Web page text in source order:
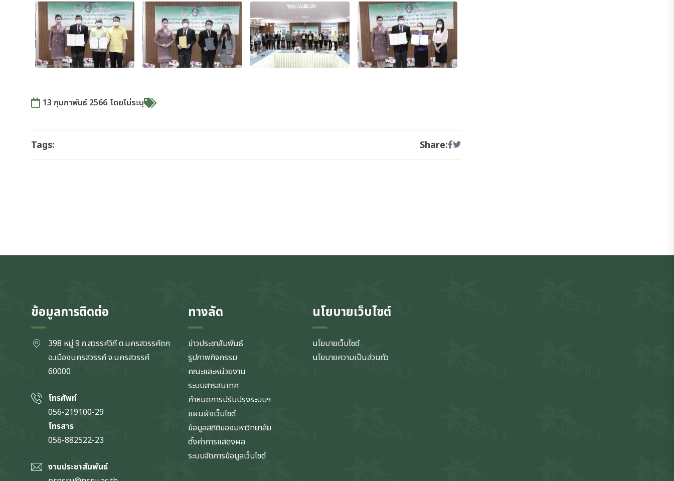
13 กุมภาพันธ์ 2566 โดยไม่ระบุ
Tags: Share:
ข้อมูลการติดต่อ
398 หมู่ 9 ถ.สวรรค์วิถี ต.นครสวรรค์ตก
อ.เมืองนครสวรรค์ จ.นครสวรรค์
60000
โทรศัพท์
056-219100-29
โทรสาร
056-882522-23
งานประชาสัมพันธ์
ทางลัด
ข่าวประชาสัมพันธ์
รูปภาพกิจกรรม
คณะและหน่วยงาน
ระบบสารสนเทศ
กำหนดการปรับปรุงระบบฯ
แผนผังเว็บไซต์
ข้อมูลสถิติของมหาวิทยาลัย
ตั้งค่าการแสดงผล
ระบบจัดการข้อมูลเว็บไซต์
นโยบายเว็บไซต์
นโยบายเว็บไซต์
นโยบายความเป็นส่วนตัว